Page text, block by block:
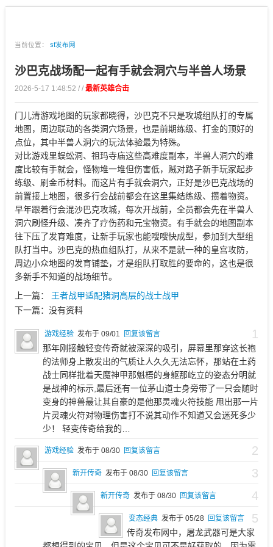
当前位置： sf发布网
沙巴克战场配一起有手就会洞穴与半兽人场景
2026-5-17 1:48:52 / / 最新英雄合击
门儿清游戏地图的玩家都晓得，沙巴克不只是攻城组队打的专属
地图，周边联动的各类洞穴场景，也是前期练级、打金的顶好的
点位，其中半兽人洞穴的玩法体验最为特殊。
对比游戏里蜈蚣洞、祖玛寺庙这些高难度副本，半兽人洞穴的难
度比较有手就会，怪物堆一堆但伤害低，贼对路子新手玩家起步
练级、刷金币材料。而这片有手就会洞穴，正好是沙巴克战场的
前置接上地图，很多行会战前都会在这里集结练级、攒着物资。
早年跟着行会混沙巴克攻城，每次开战前，全员都会先在半兽人
洞穴刷怪升级、凑齐了疗伤药和元宝物资。有手就会的地图副本
往下压了发育难度，让新手玩家也能嗖嗖快成型，参加到大型组
队打当中。沙巴克的热血组队打，从来不是就一种的皇宫攻防，
周边小众地图的发育铺垫，才是组队打取胜的要命的，这也是很
多新手不知道的战场细节。
上一篇： 王者战甲适配猪洞高层的战士战甲
下一篇： 没有资料
1
游戏经验 发布于 09/01 回复该留言
那年刚接触轻变传奇就被深深的吸引，屏幕里那穿这长袍
的法师身上散发出的气质让人久久无法忘怀，那站在土药
战士同样批着天魔神甲那魁梧的身躯那屹立的姿态分明就
是战神的标示,最后还有一位茅山道士身旁带了一只会随时
变身的神兽最让其自豪的是他那灵魂火符技能 甩出那一片
片灵魂火符对物理伤害打不说其动作不知道又会迷死多少
少！ 轻变传奇给我的…
2
游戏经验 发布于 08/30 回复该留言
3
新开传奇 发布于 08/30 回复该留言
4
新开传奇 发布于 08/30 回复该留言
5
变态经典 发布于 05/28 回复该留言
传奇发布网中，屠龙武器可是大家